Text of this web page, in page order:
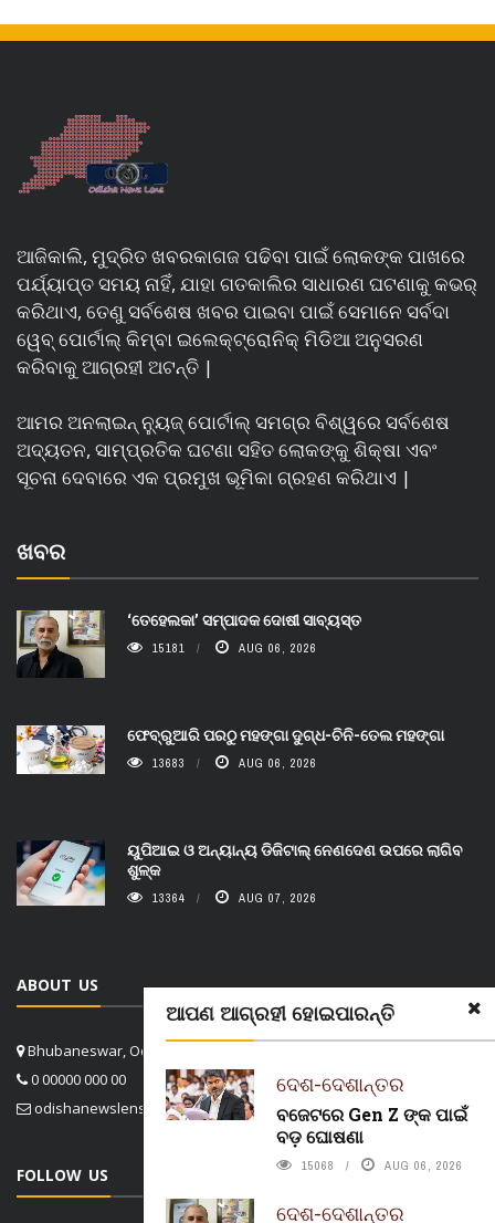
ଆପଣ ଆଗ୍ରହୀ ହୋଇପାରନ୍ତି
ଦେଶ-ଦେଶାନ୍ତର
ବଜେଟରେ Gen Z ଙ୍କ ପାଇଁ
ବଡ଼ ଘୋଷଣା
15068 AUG 06, 2026
ଦେଶ-ଦେଶାନ୍ତର
ଆଜିକାଲି, ମୁଦ୍ରିତ ଖବରକାଗଜ ପଢିବା ପାଇଁ ଲୋକଙ୍କ ପାଖରେ
ପର୍ଯ୍ୟାପ୍ତ ସମୟ ନାହିଁ, ଯାହା ଗତକାଲିର ସାଧାରଣ ଘଟଣାକୁ କଭର୍
କରିଥାଏ, ତେଣୁ ସର୍ବଶେଷ ଖବର ପାଇବା ପାଇଁ ସେମାନେ ସର୍ବଦା
ୱେବ୍ ପୋର୍ଟାଲ୍ କିମ୍ବା ଇଲେକ୍ଟ୍ରୋନିକ୍ ମିଡିଆ ଅନୁସରଣ
କରିବାକୁ ଆଗ୍ରହୀ ଅଟନ୍ତି |
ଆମର ଅନଲାଇନ୍ ନ୍ୟୁଜ୍ ପୋର୍ଟାଲ୍ ସମଗ୍ର ବିଶ୍ୱରେ ସର୍ବଶେଷ
ଅଦ୍ୟତନ, ସାମ୍ପ୍ରତିକ ଘଟଣା ସହିତ ଲୋକଙ୍କୁ ଶିକ୍ଷା ଏବଂ
ସୂଚନା ଦେବାରେ ଏକ ପ୍ରମୁଖ ଭୂମିକା ଗ୍ରହଣ କରିଥାଏ |
ଖବର
‘ତେହେଲକା’ ସମ୍ପାଦକ ଦୋଷୀ ସାବ୍ୟସ୍ତ
15181 AUG 06, 2026
ଫେବ୍ରୁଆରି ପରଠୁ ମହଙ୍ଗା ଦୁଗ୍ଧ-ଚିନି-ତେଲ ମହଙ୍ଗା
13683 AUG 06, 2026
ୟୁପିଆଇ ଓ ଅନ୍ୟାନ୍ୟ ଡିଜିଟାଲ୍ ନେଣଦେଣ ଉପରେ ଲାଗିବ
ଶୁଳ୍କ
13364 AUG 07, 2026
ABOUT US
Bhubaneswar, Odisha, India
0 00000 000 00
odishanewslens@gmail.com
FOLLOW US